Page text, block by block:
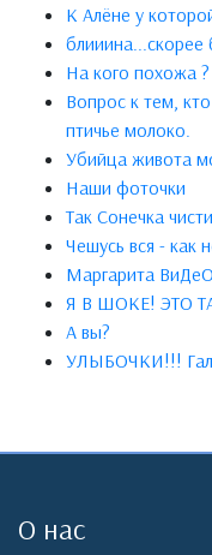
К Алёне у
На кого похожа
Вопрос к тем,
птичье молоко.
Убийца живота
Наши фоточки
Так Сонечка
Чешусь вся - как
Маргарита
Я В ШОКЕ! ЭТО
А вы?
УЛЫБОЧКИ!!!
О нас